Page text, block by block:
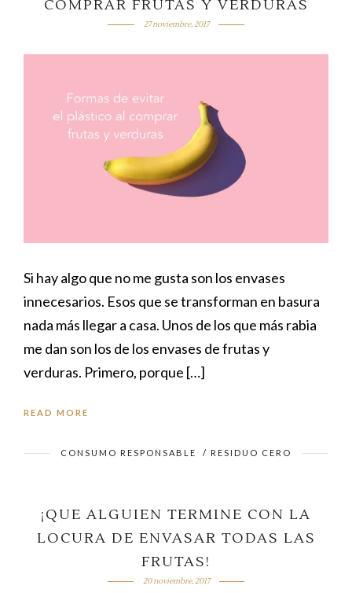
COMPRAR FRUTAS Y VERDURAS
27 noviembre, 2017
Si hay algo que no me gusta son los envases
innecesarios. Esos que se transforman en basura
nada más llegar a casa. Unos de los que más rabia
me dan son los de los envases de frutas y
verduras. Primero, porque […]
READ MORE
CONSUMO RESPONSABLE / RESIDUO CERO
¡QUE ALGUIEN TERMINE CON LA
LOCURA DE ENVASAR TODAS LAS
FRUTAS!
20 noviembre, 2017